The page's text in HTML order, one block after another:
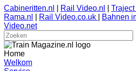
Cabineritten.nl Rail Video.nl Traject
Rama.nl
Rail Video.co.uk Bahnen
Video.net
Home
Welkom